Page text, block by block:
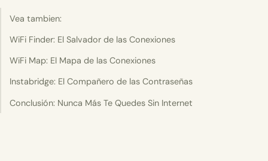
Vea tambien:
WiFi Finder: El Salvador de las Conexiones
WiFi Map: El Mapa de las Conexiones
Instabridge: El Compañero de las Contraseñas
Conclusión: Nunca Más Te Quedes Sin Internet